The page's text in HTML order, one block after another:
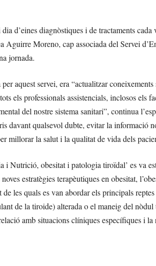
d’eines diagnòstiques i de tractaments cada
Aguirre Moreno, cap associada del Servei
jornada.
aquest servei, era “actualitzar
els professionals assistencials, inclosos els
del nostre sistema sanitari”, continua
davant qualsevol dubte, evitar la informació
millorar la salut i la qualitat de vida dels
i Nutrició, obesitat i patologia tiroïdal’ es va
estratègies terapèutiques en obesitat,
les quals es van abordar els principals
de la tiroide) alterada o el maneig del nòdul
amb situacions clíniques específiques i